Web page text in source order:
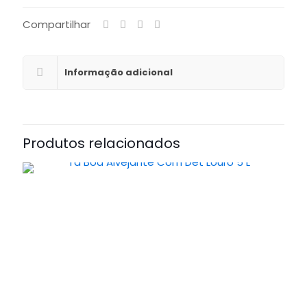
Compartilhar
Informação adicional
Produtos relacionados